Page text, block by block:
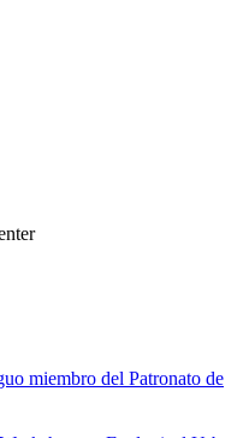
miembro del Patronato de